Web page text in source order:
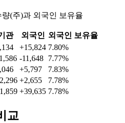
량(주)과 외국인 보유율
관 외국인 외국인 보유율
+15,824 7.80%
-11,648 7.77%
+5,797
7.83%
+2,655
7.78%
+39,635 7.78%
교